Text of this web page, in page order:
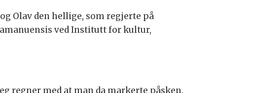
Olav den hellige, som regjerte på
ved Institutt for kultur,
regner med at man da markerte påsken.